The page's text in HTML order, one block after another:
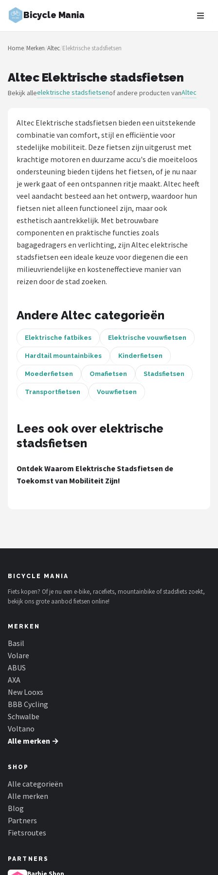
Bicycle Mania
Zoeken
NAVIGATIE
Merken
Kinderfietsen
Stadsfietsen
Elektrische fietsen
Mountainbikes
Shop
Volare
ABUS
New Looxs
Schwalbe
Voltano
Home/Merken/Altec/Elektrische stadsfietsen
Altec Elektrische stadsfietsen
Bekijk alleelektrische stadsfietsenof andere producten vanAltec
Altec Elektrische stadsfietsen bieden een uitstekende
combinatie van comfort, stijl en efficiëntie voor
stedelijke mobiliteit. Deze fietsen zijn uitgerust met
krachtige motoren en duurzame accu's die moeiteloos
ondersteuning bieden tijdens het fietsen, of je nu naar
je werk gaat of een ontspannen ritje maakt. Altec heeft
veel aandacht besteed aan het ontwerp, waardoor hun
fietsen niet alleen functioneel zijn, maar ook
esthetisch aantrekkelijk. Met betrouwbare
componenten en praktische functies zoals
bagagedragers en verlichting, zijn Altec elektrische
stadsfietsen een ideale keuze voor diegenen die een
milieuvriendelijke en kosteneffectieve manier van
reizen door de stad zoeken.
Andere Altec categorieën
Elektrische fatbikes Elektrische vouwfietsen
Hardtail mountainbikes Kinderfietsen
Moederfietsen Omafietsen Stadsfietsen
Transportfietsen Vouwfietsen
Lees ook over elektrische
stadsfietsen
Ontdek Waarom Elektrische Stadsfietsen de
Toekomst van Mobiliteit Zijn!
BICYCLE MANIA
Fiets kopen? Of je nu een e-bike, racefiets, mountainbike of stadsfiets zoekt,
bekijk ons grote aanbod fietsen online!
MERKEN
Basil
Volare
ABUS
AXA
New Looxs
BBB Cycling
Schwalbe
Voltano
Alle merken →
SHOP
Alle categorieën
Alle merken
Blog
Partners
Fietsroutes
PARTNERS